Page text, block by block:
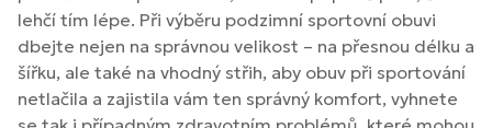
lehčí tím lépe. Při výběru podzimní sportovní obuvi
dbejte nejen na správnou velikost – na přesnou délku a
šířku, ale také na vhodný střih, aby obuv při sportování
netlačila a zajistila vám ten správný komfort, vyhnete